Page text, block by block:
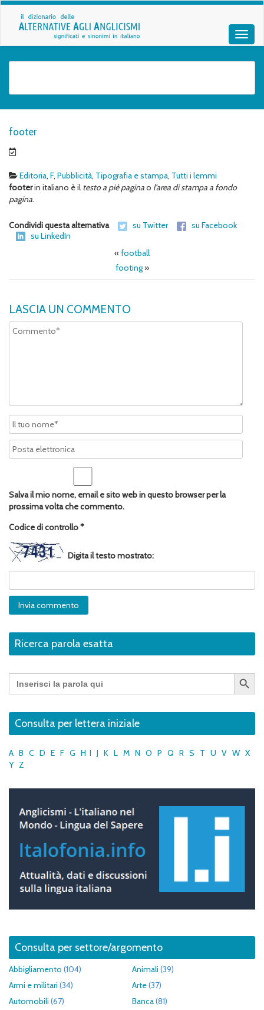
footer
Editoria, F, Pubblicità, Tipografia e stampa, Tutti i lemmi
footerin italiano è il testo a piè paginao l’area di stampa a fondo
pagina.
Condividi questa alternativa su Twitter
su Facebook
su LinkedIn
«football
footing»
LASCIA UN COMMENTO
Salva il mio nome, email e sito web in questo browser per la
prossima volta che commento.
Codice di controllo*
Digita il testo mostrato:
Ricerca parola esatta
Search
for:
Search Button
Consulta per lettera iniziale
A B C D E F G H I J K L M N O P Q R S T U V W X
Y Z
Consulta per settore/argomento
Abbigliamento (104) Animali (39)
Armi e militari (34) Arte(37)
Automobili (67) Banca(81)